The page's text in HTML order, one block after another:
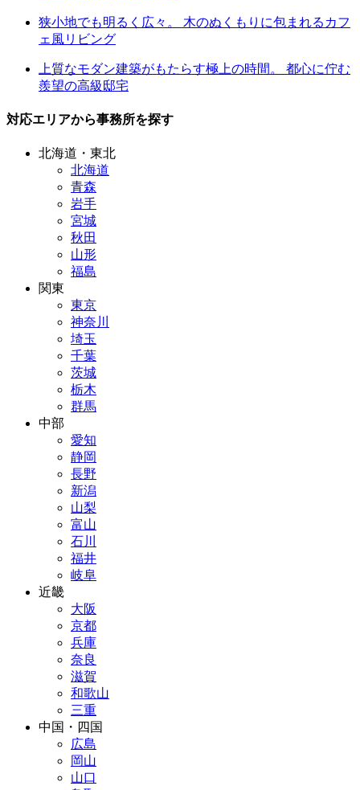
狭小地でも明るく広々。 木のぬくもりに包まれるカフ
ェ風リビング
上質なモダン建築がもたらす極上の時間。 都心に佇む
羨望の高級邸宅
対応エリアから事務所を探す
北海道・東北
北海道
青森
岩手
宮城
秋田
山形
福島
関東
東京
神奈川
埼玉
千葉
茨城
栃木
群馬
中部
愛知
静岡
長野
新潟
山梨
富山
石川
福井
岐阜
近畿
大阪
京都
兵庫
奈良
滋賀
和歌山
三重
中国・四国
広島
岡山
山口